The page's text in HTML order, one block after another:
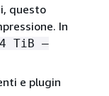
questo
In
TiB –
e plugin